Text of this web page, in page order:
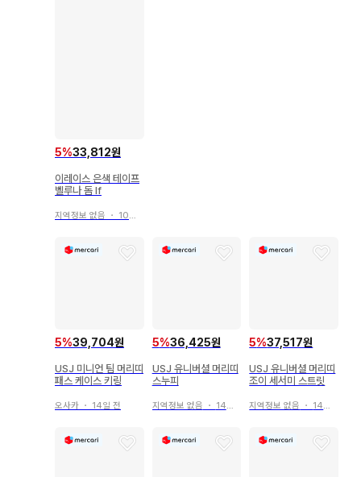
5%33,812원
이레이스 은색 테이프
벨루나 돔 If
지역정보 없음 ・ 10일 전
5%39,704원
USJ 미니언 팀 머리띠
패스 케이스 키링
오사카 ・ 14일 전
5%36,425원
USJ 유니버셜 머리띠
스누피
지역정보 없음 ・ 14일 전
5%37,517원
USJ 유니버셜 머리띠
조이 세서미 스트릿
지역정보 없음 ・ 14일 전